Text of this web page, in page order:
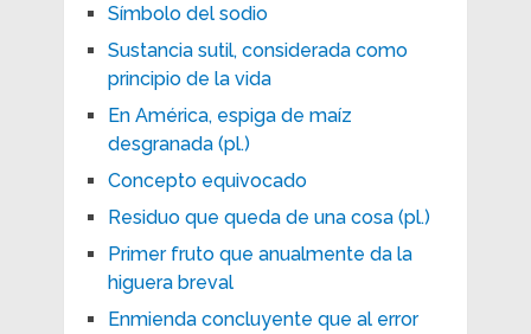
Símbolo del sodio
Sustancia sutil, considerada como
principio de la vida
En América, espiga de maíz
desgranada (pl.)
Concepto equivocado
Residuo que queda de una cosa (pl.)
Primer fruto que anualmente da la
higuera breval
Enmienda concluyente que al error